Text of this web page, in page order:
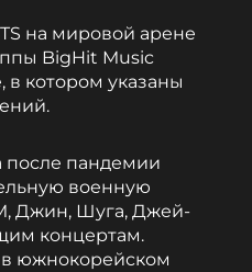
на мировой арене
BigHit Music
в котором указаны
после пандемии
военную
Джин, Шуга, Джей-
концертам.
в южнокорейском